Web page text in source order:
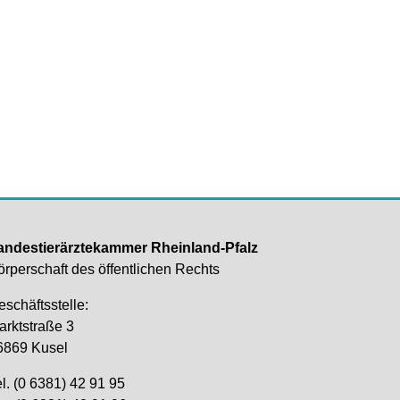
Rheinland-Pfalz
des öffentlichen Rechts
3
Kusel
(0 6381) 42 91 95